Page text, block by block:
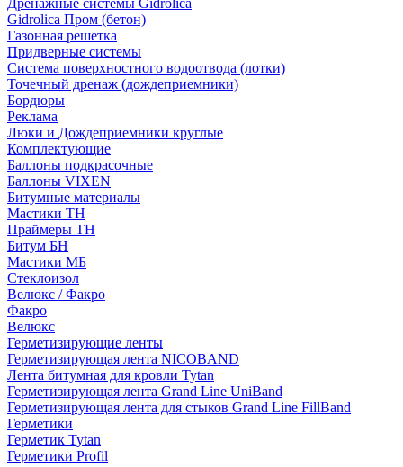
Дренажные системы Gidrolica
Gidrolica Пром (бетон)
Газонная решетка
Придверные системы
Система поверхностного водоотвода (лотки)
Точечный дренаж (дождеприемники)
Бордюры
Рекламa
Люки и Дождеприемники круглые
Комплектующие
Баллоны подкрасочные
Баллоны VIXEN
Битумные материалы
Мастики ТН
Праймеры ТН
Битум БН
Мастики МБ
Стеклоизол
Велюкс / Факро
Факро
Велюкс
Герметизирующие ленты
Герметизирующая лента NICOBAND
Лента битумная для кровли Tytan
Герметизирующая лента Grand Line UniBand
Герметизирующая лента для стыков Grand Line FillBand
Герметики
Герметик Tytan
Герметики Profil